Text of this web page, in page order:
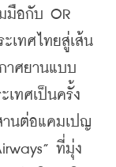
มือกับ OR
เทศไทยสู่เส้น
าศยานแบบ
เทศเป็นครั้ง
านต่อแคมเปญ
ที่มุ่ง